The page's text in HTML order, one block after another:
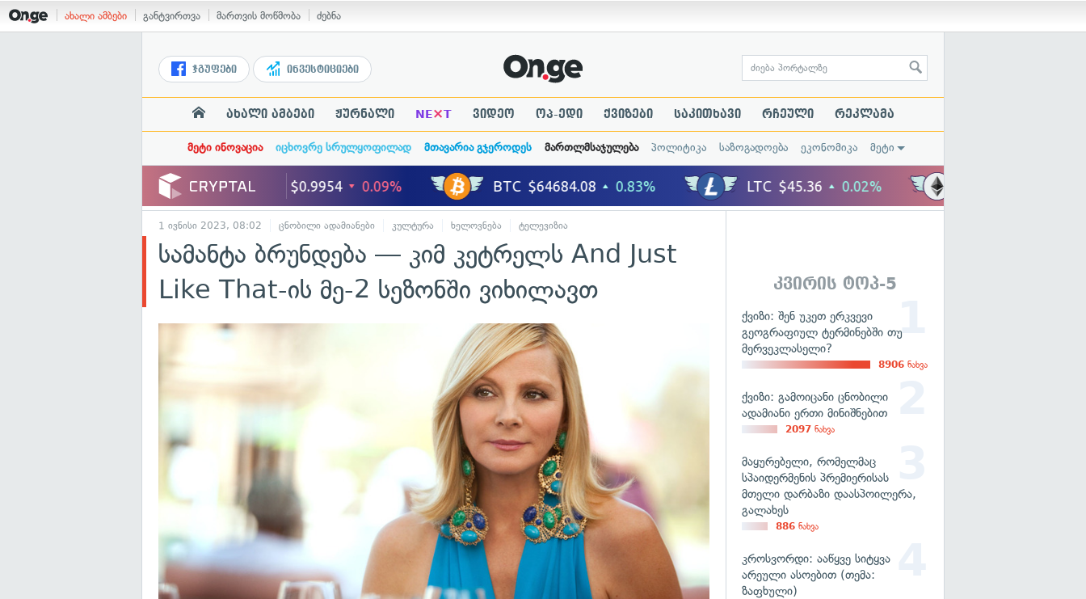
ახალი ამბები განტვირთვა მართვის მოწმობა ძებნა
ჯგუფები ინვესტიციები
ახალი ამბები ჟურნალი NE×T ვიდეო ოპ-ედი ქვიზები საკითხავი რჩეული რეკლამა
მეტი ინოვაცია იცხოვრე სრულყოფილად მთავარია გჯეროდეს მართლმსაჯულება პოლიტიკა საზოგადოება ეკონომიკა მეტი
1 ივნისი 2023, 08:02 ცნობილი ადამიანები კულტურა ხელოვნება ტელევიზია
სამანტა ბრუნდება — კიმ კეტრელს And Just
Like That-ის მე-2 სეზონში ვიხილავთ
კვირის ტოპ-5
ქვიზი: შენ უკეთ ერკვევი
გეოგრაფიულ ტერმინებში თუ
მერვეკლასელი?
8906 ნახვა
ქვიზი: გამოიცანი ცნობილი
ადამიანი ერთი მინიშნებით
2097 ნახვა
მაყურებელი, რომელმაც
სპაიდერმენის პრემიერისას
მთელი დარბაზი დაასპოილერა,
გალახეს
886 ნახვა
კროსვორდი: ააწყვე სიტყვა
არეული ასოებით (თემა:
ზაფხული)